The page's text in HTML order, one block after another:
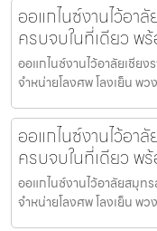
ออแกไนซ์งานไว้อา
ครบจบในที่เดียว พ
ออแกไนซ์งานไว้อาลัยเชีย
จำหน่ายโลงศพ โลงเย็น พ
ออแกไนซ์งานไว้อ
ครบจบในที่เดียว พ
ออแกไนซ์งานไว้อาลัยสมุ
จำหน่ายโลงศพ โลงเย็น พ